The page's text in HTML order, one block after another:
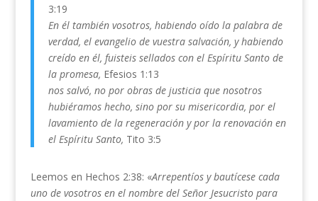
3:19
En él también vosotros, habiendo oído la palabra de
verdad, el evangelio de vuestra salvación, y habiendo
creído en él, fuisteis sellados con el Espíritu Santo de
la promesa, Efesios 1:13
nos salvó, no por obras de justicia que nosotros
hubiéramos hecho, sino por su misericordia, por el
lavamiento de la regeneración y por la renovación en
el Espíritu Santo, Tito 3:5
Leemos en Hechos 2:38: «Arrepentíos y bautícese cada
uno de vosotros en el nombre del Señor Jesucristo para